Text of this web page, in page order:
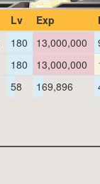
Lv Exp
180 13,000,000
180 13,000,000
58 169,896